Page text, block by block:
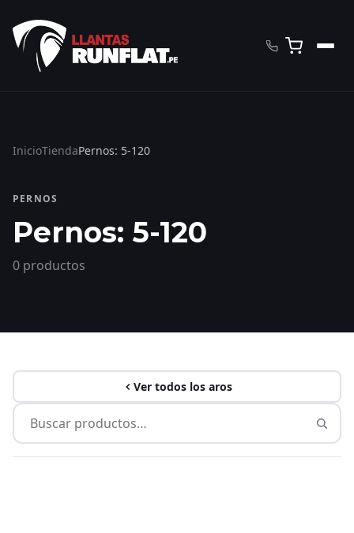
InicioTiendaPernos: 5-120
PERNOS
Pernos: 5-120
0 productos
Ver todos los aros